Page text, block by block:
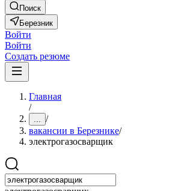
Поиск
Березник
Войти
Войти
Создать резюме
Главная
/
... /
вакансии в Березнике/
электрогазосварщик